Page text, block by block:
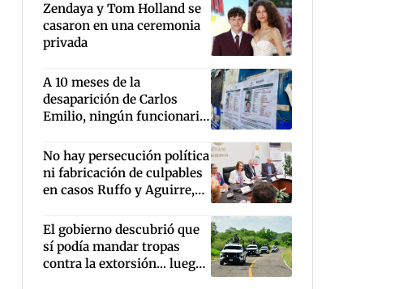
Zendaya y Tom Holland se
casaron en una ceremonia
privada
A 10 meses de la
desaparición de Carlos
Emilio, ningún funcionario
denuncia su madre
No hay persecución política
ni fabricación de culpables
en casos Ruffo y Aguirre,
El gobierno descubrió que
sí podía mandar tropas
contra la extorsión... luego